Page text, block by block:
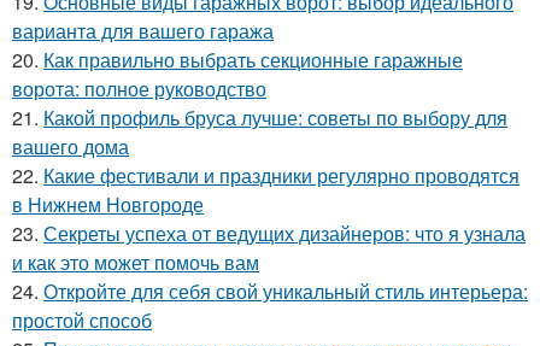
варианта для вашего гаража
20. Как правильно выбрать секционные гаражные
ворота: полное руководство
21. Какой профиль бруса лучше: советы по выбору для
вашего дома
22. Какие фестивали и праздники регулярно проводятся
в Нижнем Новгороде
23. Секреты успеха от ведущих дизайнеров: что я узнала
и как это может помочь вам
24. Откройте для себя свой уникальный стиль интерьера:
простой способ